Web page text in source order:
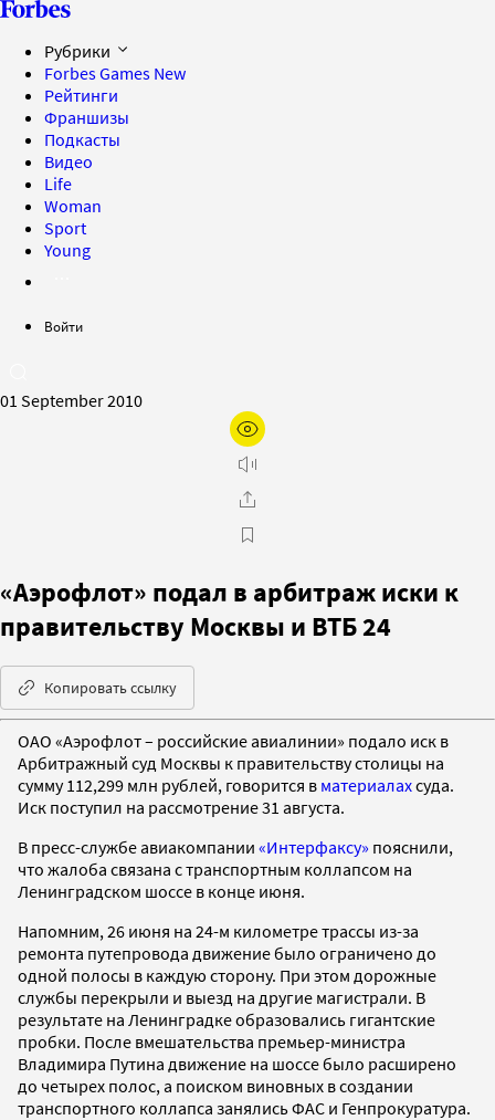
Рубрики
Forbes Games New
Рейтинги
Франшизы
Подкасты
Видео
Life
Woman
Sport
Young
Войти
01 September 2010
«Аэрофлот» подал в арбитраж иски к
правительству Москвы и ВТБ 24
Копировать ссылку
ОАО «Аэрофлот – российские авиалинии» подало иск в
Арбитражный суд Москвы к правительству столицы на
сумму 112,299 млн рублей, говорится в материалахсуда.
Иск поступил на рассмотрение 31 августа.
В пресс-службе авиакомпании «Интерфаксу» пояснили,
что жалоба связана с транспортным коллапсом на
Ленинградском шоссе в конце июня.
Напомним, 26 июня на 24-м километре трассы из-за
ремонта путепровода движение было ограничено до
одной полосы в каждую сторону. При этом дорожные
службы перекрыли и выезд на другие магистрали. В
результате на Ленинградке образовались гигантские
пробки. После вмешательства премьер-министра
Владимира Путина движение на шоссе было расширено
до четырех полос, а поиском виновных в создании
транспортного коллапса занялись ФАС и Генпрокуратура.